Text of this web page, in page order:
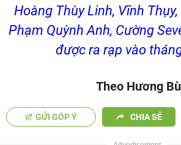
Hoàng Thùy Linh, Vĩnh Thụy,
Phạm Quỳnh Anh, Cường
được ra rạp vào
Theo Hương
GỬI GÓP Ý CHIA SẺ